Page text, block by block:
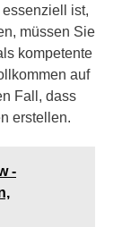
ist,
müssen Sie
kompetente
auf
Fall, dass
erstellen.
-